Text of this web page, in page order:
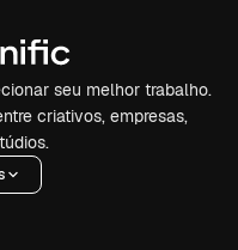
seu melhor trabalho.
criativos, empresas,